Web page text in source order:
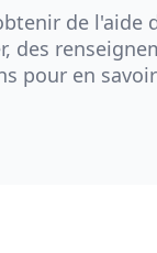
de l'aide
des
pour en